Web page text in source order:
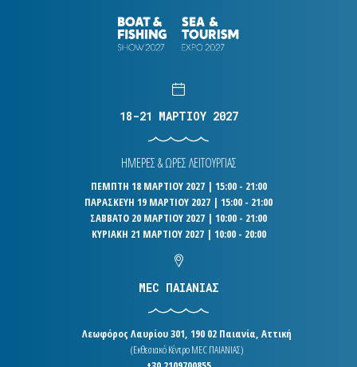
18-21 ΜΑΡΤΙΟΥ 2027
ΗΜΕΡΕΣ & ΩΡΕΣ ΛΕΙΤΟΥΡΓΙΑΣ
ΠΕΜΠΤΗ 18 ΜΑΡΤΙΟΥ 2027 | 15:00 - 21:00
ΠΑΡΑΣΚΕΥΗ 19 ΜΑΡΤΙΟΥ 2027 | 15:00 - 21:00
ΣΑΒΒΑΤΟ 20 ΜΑΡΤΙΟΥ 2027 | 10:00 - 21:00
ΚΥΡΙΑΚΗ 21 ΜΑΡΤΙΟΥ 2027 | 10:00 - 20:00
MEC ΠΑΙΑΝΙΑΣ
Λεωφόρος Λαυρίου 301, 190 02 Παιανία, Αττική
(Εκθεσιακό Κέντρο MEC ΠΑΙΑΝΙΑΣ)